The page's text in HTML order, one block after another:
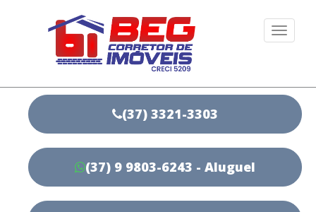
(37) 3321-3303
(37) 9 9803-6243 - Aluguel